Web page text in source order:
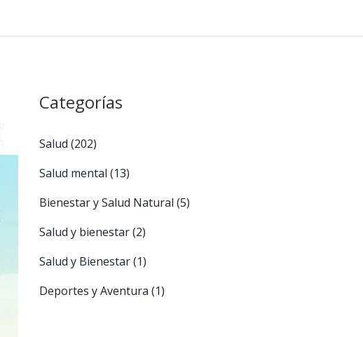
Categorías
Salud (202)
Salud mental (13)
Bienestar y Salud Natural (5)
Salud y bienestar(2)
Salud y Bienestar(1)
Deportes y Aventura (1)